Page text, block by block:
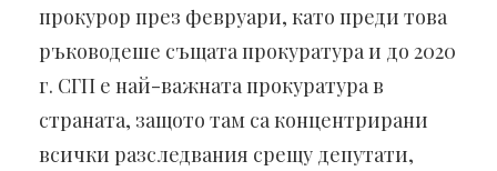
прокурор през февруари, като преди това
ръководеше същата прокуратура и до 2020
г. СГП е най-важната прокуратура в
страната, защото там са концентрирани
всички разследвания срещу депутати,